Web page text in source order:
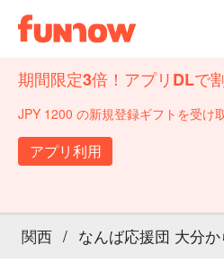
期間限定3倍！アプリDLで
JPY 1200 の新規登録ギフトを受け
アプリ利用
関西 / なんば応援団 大分